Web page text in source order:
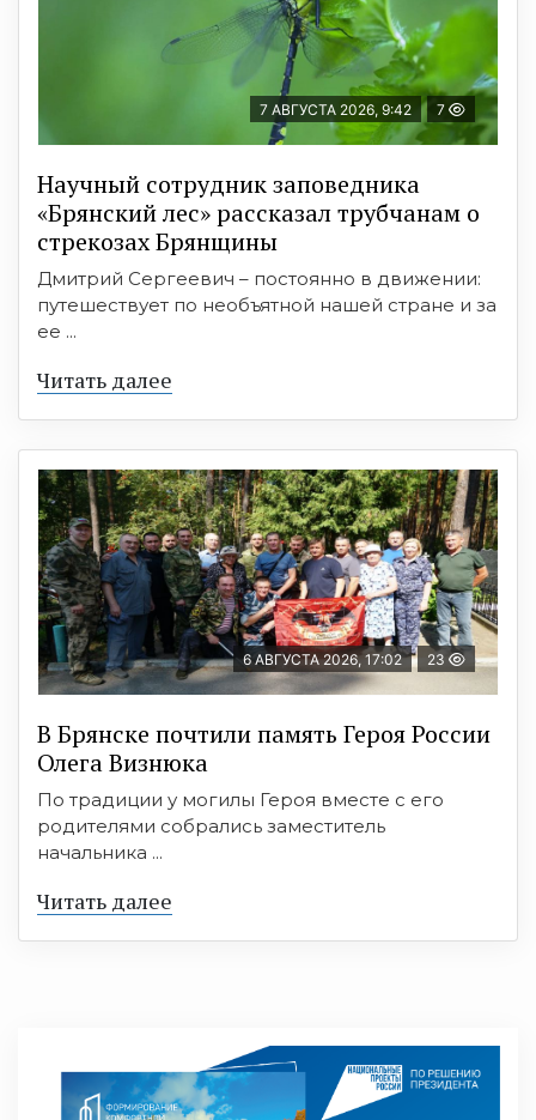
7 АВГУСТА 2026, 9:42 7
Научный сотрудник заповедника
«Брянский лес» рассказал трубчанам о
стрекозах Брянщины
Дмитрий Сергеевич – постоянно в движении:
путешествует по необъятной нашей стране и за
ее ...
Читать далее
6 АВГУСТА 2026, 17:02 23
В Брянске почтили память Героя России
Олега Визнюка
По традиции у могилы Героя вместе с его
родителями собрались заместитель
начальника ...
Читать далее